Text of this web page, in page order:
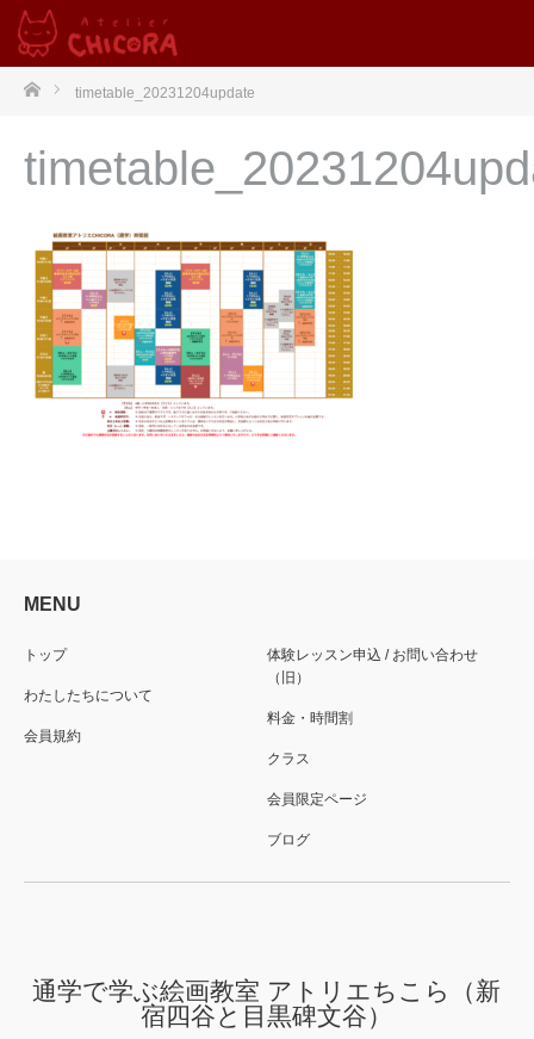
ホームtimetable_20231204update
MENU
トップ
わたしたちについて
会員規約
体験レッスン申込 / お問い合わせ
（旧）
料金・時間割
クラス
会員限定ページ
ブログ
通学で学ぶ絵画教室 アトリエちこら（新
宿四谷と目黒碑文谷）